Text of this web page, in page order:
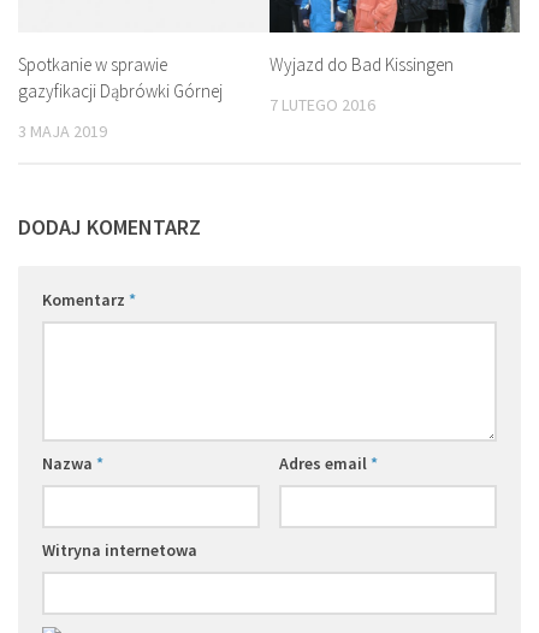
Spotkanie w sprawie
gazyfikacji Dąbrówki Górnej
3 MAJA 2019
Wyjazd do Bad Kissingen
7 LUTEGO 2016
DODAJ KOMENTARZ
Komentarz *
Nazwa * Adres email*
Witryna internetowa